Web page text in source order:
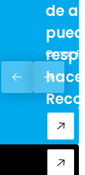
de
Omar F.